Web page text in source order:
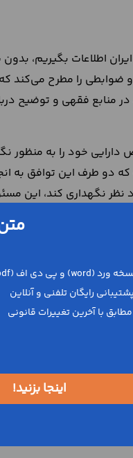
اطلاعات بگیریم،
را مطرح می‌کند
در منابع فقهی و توضیح
که یک شخص دارایی خود را
دو طرف این توافق به
کند، این
اعلام کند که مسئولیت
انجام شود. یعنی
این توافق باید حتما
را به منظور نگهداری و
در اختیار داشته باشد
و بتواند در خصوص اموالی
انجام دهد. همچنین
اینجا بزنید!